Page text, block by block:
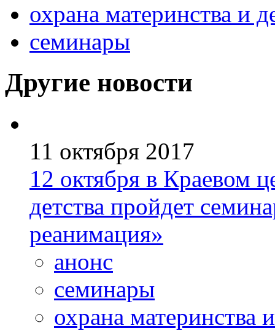
охрана материнства и
семинары
Другие новости
11 октября 2017
12 октября в Краевом
детства пройдет
реанимация»
анонс
семинары
охрана материнства